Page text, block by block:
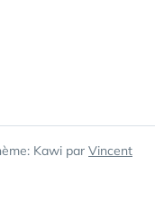
Kawi par Vincent